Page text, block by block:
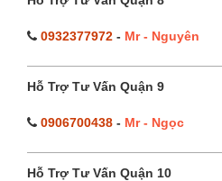
0932377972 - Mr - Nguyên
Hỗ Trợ Tư Vấn Quận 9
0906700438 - Mr - Ngọc
Hỗ Trợ Tư Vấn Quận 10